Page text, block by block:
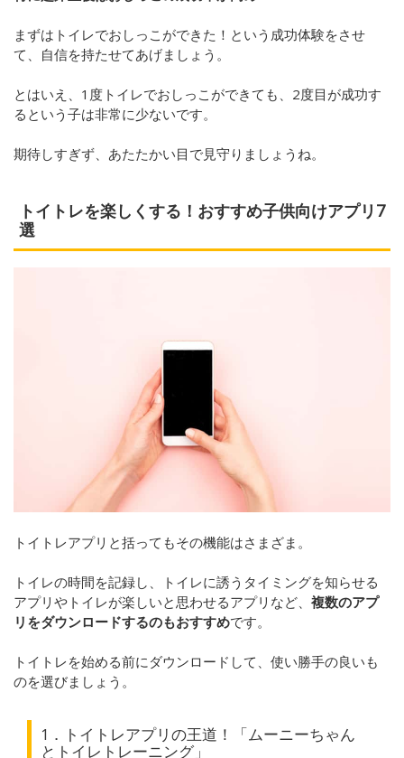
まずはトイレでおしっこができた！という成功体験をさせ
て、自信を持たせてあげましょう。
とはいえ、1度トイレでおしっこができても、2度目が成功す
るという子は非常に少ないです。
期待しすぎず、あたたかい目で見守りましょうね。
トイトレを楽しくする！おすすめ子供向けアプリ7
選
トイトレアプリと括ってもその機能はさまざま。
トイレの時間を記録し、トイレに誘うタイミングを知らせる
アプリやトイレが楽しいと思わせるアプリなど、 複数のアプ
リをダウンロードするのもおすすめです。
トイトレを始める前にダウンロードして、使い勝手の良いも
のを選びましょう。
1．トイトレアプリの王道！「ムーニーちゃん
とトイレトレーニング」